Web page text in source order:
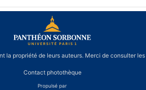
Propulsé par
la propriété de leurs auteurs. Merci de consulter les
Contact photothèque